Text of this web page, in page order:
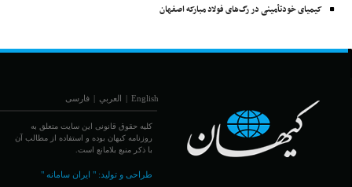
کیمیای خودتأمینی در رگ‌های فولاد مبارکه اصفهان
English
| العربي | فارسی
کلیه حقوق قانونی این سایت متعلق به
روزنامه کیهان بوده و استفاده از مطالب آن
با ذکر منبع بلامانع است.
طراحی و تولید:" ایران سامانه "